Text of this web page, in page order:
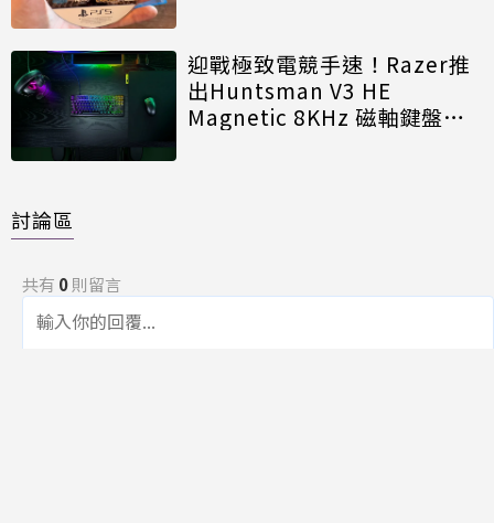
迎戰極致電競手速！Razer推
出Huntsman V3 HE
Magnetic 8KHz 磁軸鍵盤效
討論區
共有 0則留言